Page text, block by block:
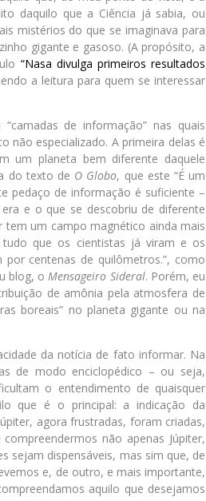
daquilo que a Ciência já sabia, ou
mistérios do que se imaginava para
gigante e gasoso. (A propósito, a
“Nasa divulga primeiros resultados
a leitura para quem se interessar
de informação” nas quais
não especializado. A primeira delas é
um planeta bem diferente daquele
do texto de O Globo, que este “É um
pedaço de informação é suficiente –
e o que se descobriu de diferente
tem um campo magnético ainda mais
que os cientistas já viram e os
centenas de quilômetros.”, como
blog, oMensageiro Sideral. Porém, eu
de amônia pela atmosfera de
boreais” no planeta gigante ou na
da notícia de fato informar. Na
de modo enciclopédico – ou seja,
o entendimento de quaisquer
que é o principal: a indicação da
agora frustradas, foram criadas,
não apenas Júpiter,
sejam dispensáveis, mas sim que, de
e, de outro, e mais importante,
aquilo que desejamos